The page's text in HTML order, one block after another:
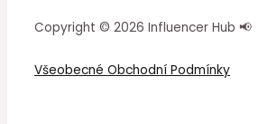
Copyright © 2026 Influencer Hub 📢
Všeobecné Obchodní Podmínky